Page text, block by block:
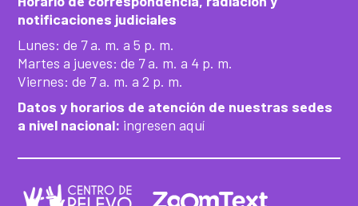
notificaciones judiciales
Lunes: de 7 a. m. a 5 p. m.
Martes a jueves: de 7 a. m. a 4 p. m.
Viernes: de 7 a. m. a 2 p. m.
Datos y horarios de atención de nuestras sedes
a nivel nacional: ingresen aquí